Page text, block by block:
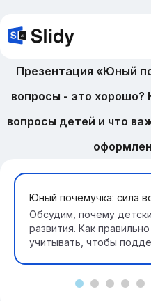
Презентация «Юный
вопросы - это хорошо?
вопросы детей и что
Юный почемучка: сила
Обсудим, почему
развития. Как
учитывать, чтобы